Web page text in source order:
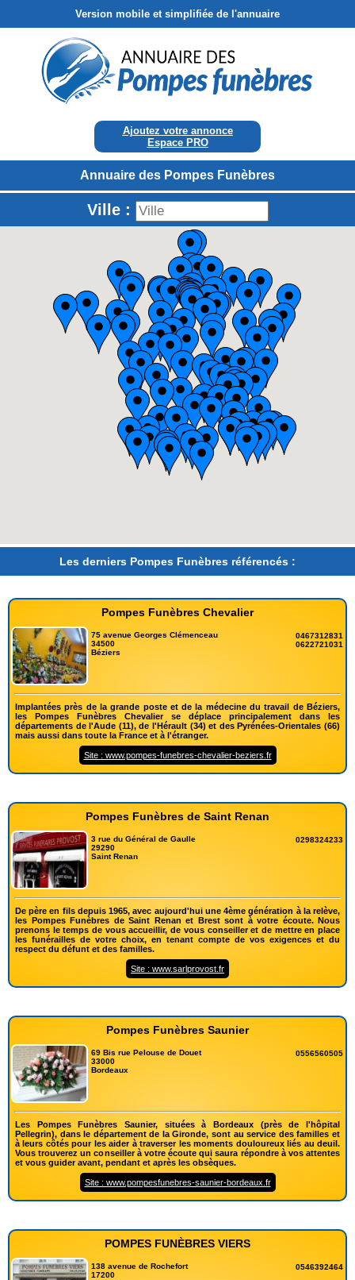
Version mobile et simplifiée de l'annuaire
Ajoutez votre annonce
Espace PRO
Annuaire des Pompes Funèbres
Ville :
Les derniers Pompes Funèbres référencés :
Pompes Funèbres Chevalier
75 avenue Georges Clémenceau
34500
Béziers
0467312831
0622721031
Implantées près de la grande poste et de la médecine du travail de Béziers,
les Pompes Funèbres Chevalier se déplace principalement dans les
départements de l'Aude (11), de l'Hérault (34) et des Pyrénées-Orientales (66)
mais aussi dans toute la France et à l'étranger.
Site : www.pompes-funebres-chevalier-beziers.fr
Pompes Funèbres de Saint Renan
3 rue du Général de Gaulle
29290
Saint Renan
0298324233
De père en fils depuis 1965, avec aujourd'hui une 4ème génération à la relève,
les Pompes Funèbres de Saint Renan et Brest sont à votre écoute. Nous
prenons le temps de vous accueillir, de vous conseiller et de mettre en place
les funérailles de votre choix, en tenant compte de vos exigences et du
respect du défunt et des familles.
Site : www.sarlprovost.fr
Pompes Funèbres Saunier
69 Bis rue Pelouse de Douet
33000
Bordeaux
0556560505
Les Pompes Funèbres Saunier, situées à Bordeaux (près de l'hôpital
Pellegrin), dans le département de la Gironde, sont au service des familles et
à leurs côtés pour les aider à traverser les moments douloureux liés au deuil.
Vous trouverez un conseiller à votre écoute qui saura répondre à vos attentes
et vous guider avant, pendant et après les obsèques.
Site : www.pompesfunebres-saunier-bordeaux.fr
POMPES FUNÈBRES VIERS
138 avenue de Rochefort
17200
0546392464